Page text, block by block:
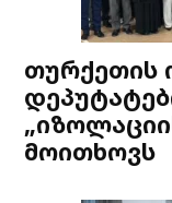
თურქეთის
მოითხოვს